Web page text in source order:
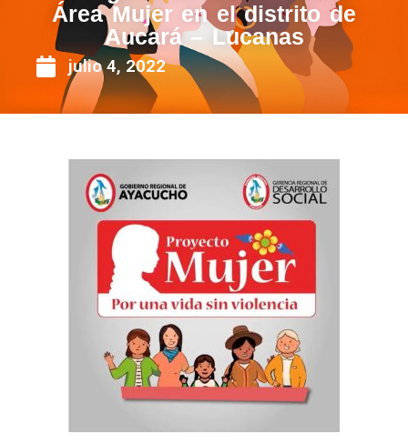
Área Mujer en el distrito de
Aucará – Lucanas
julio 4, 2022